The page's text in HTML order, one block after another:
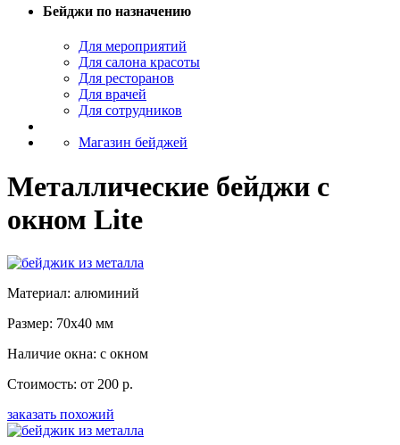
Бейджи по назначению
Для мероприятий
Для салона красоты
Для ресторанов
Для врачей
Для сотрудников
Магазин бейджей
Металлические бейджи с
окном Lite
Материал: алюминий
Размер: 70x40 мм
Наличие окна: с окном
Стоимость: от 200 р.
заказать похожий